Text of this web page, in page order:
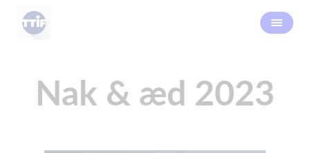
Nak & æd 2023